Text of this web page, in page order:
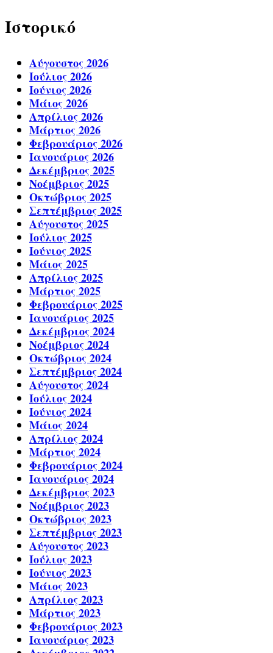
Ιστορικό
Αύγουστος 2026
Ιούλιος 2026
Ιούνιος 2026
Μάιος 2026
Απρίλιος 2026
Μάρτιος 2026
Φεβρουάριος 2026
Ιανουάριος 2026
Δεκέμβριος 2025
Νοέμβριος 2025
Οκτώβριος 2025
Σεπτέμβριος 2025
Αύγουστος 2025
Ιούλιος 2025
Ιούνιος 2025
Μάιος 2025
Απρίλιος 2025
Μάρτιος 2025
Φεβρουάριος 2025
Ιανουάριος 2025
Δεκέμβριος 2024
Νοέμβριος 2024
Οκτώβριος 2024
Σεπτέμβριος 2024
Αύγουστος 2024
Ιούλιος 2024
Ιούνιος 2024
Μάιος 2024
Απρίλιος 2024
Μάρτιος 2024
Φεβρουάριος 2024
Ιανουάριος 2024
Δεκέμβριος 2023
Νοέμβριος 2023
Οκτώβριος 2023
Σεπτέμβριος 2023
Αύγουστος 2023
Ιούλιος 2023
Ιούνιος 2023
Μάιος 2023
Απρίλιος 2023
Μάρτιος 2023
Φεβρουάριος 2023
Ιανουάριος 2023